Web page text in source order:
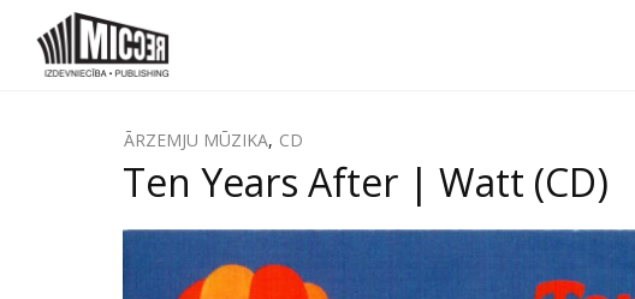
ĀRZEMJU MŪZIKA, CD
Ten Years After | Watt (CD)